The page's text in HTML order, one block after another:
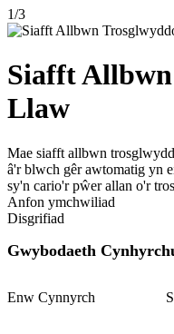
1/3
Siafft
Llaw
Mae siafft allbwn
â'r blwch gêr awtomatig yn
sy'n cario'r pŵer allan o'r
Anfon ymchwiliad
Disgrifiad
Gwybodaeth
Enw Cynnyrch